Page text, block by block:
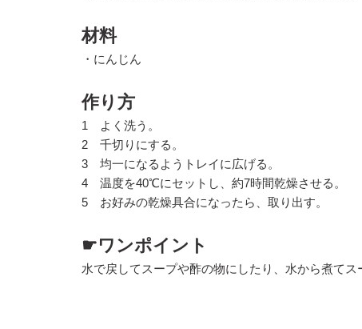
材料
・にんじん
作り方
1 よく洗う。
2 千切りにする。
3 均一になるようトレイに広げる。
4 温度を40℃にセットし、約7時間乾燥させる。
5 お好みの乾燥具合になったら、取り出す。
☛ワンポイント
水で戻してスープや酢の物にしたり、水から煮てス